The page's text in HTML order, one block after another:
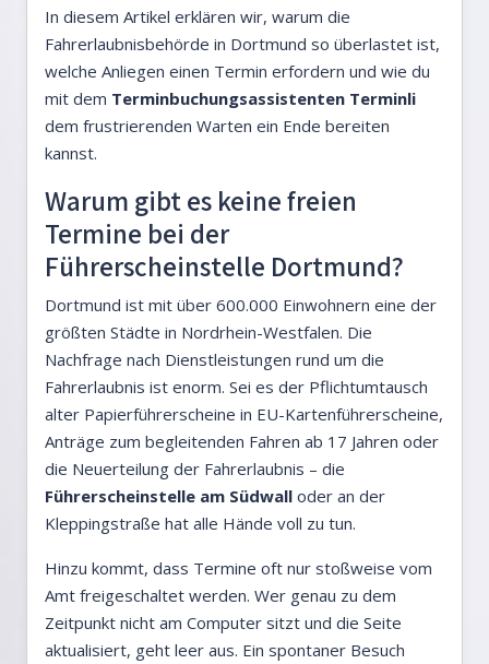
In diesem Artikel erklären wir, warum die
Fahrerlaubnisbehörde in Dortmund so überlastet ist,
welche Anliegen einen Termin erfordern und wie du
mit dem Terminbuchungsassistenten Terminli
dem frustrierenden Warten ein Ende bereiten
kannst.
Warum gibt es keine freien
Termine bei der
Führerscheinstelle Dortmund?
Dortmund ist mit über 600.000 Einwohnern eine der
größten Städte in Nordrhein-Westfalen. Die
Nachfrage nach Dienstleistungen rund um die
Fahrerlaubnis ist enorm. Sei es der Pflichtumtausch
alter Papierführerscheine in EU-Kartenführerscheine,
Anträge zum begleitenden Fahren ab 17 Jahren oder
die Neuerteilung der Fahrerlaubnis – die
Führerscheinstelle am Südwall oder an der
Kleppingstraße hat alle Hände voll zu tun.
Hinzu kommt, dass Termine oft nur stoßweise vom
Amt freigeschaltet werden. Wer genau zu dem
Zeitpunkt nicht am Computer sitzt und die Seite
aktualisiert, geht leer aus. Ein spontaner Besuch